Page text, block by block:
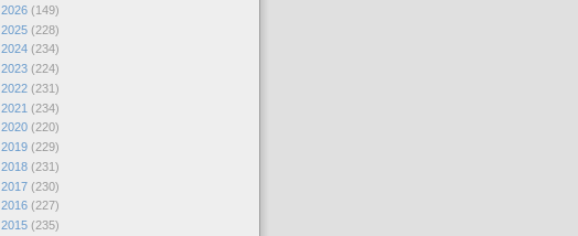
2026 (149)
2025 (228)
2024 (234)
2023 (224)
2022 (231)
2021 (234)
2020 (220)
2019 (229)
2018 (231)
2017 (230)
2016 (227)
2015 (235)